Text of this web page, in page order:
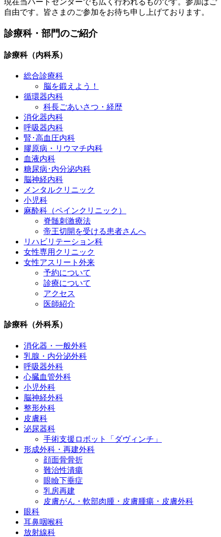
自由です。皆さまのご参加をお待ち申し上げております。
診療科・部門のご紹介
診療科（内科系）
総合診療科
脳を鍛えよう！
循環器内科
科長ごあいさつ・経歴
消化器内科
呼吸器内科
腎･高血圧内科
膠原病・リウマチ内科
血液内科
糖尿病･内分泌内科
脳神経内科
メンタルクリニック
小児科
麻酔科（ペインクリニック）
脊髄刺激療法
帝王切開を受ける患者さんへ
リハビリテーション科
女性専用クリニック
女性アスリート外来
予約について
診療について
アクセス
医師紹介
診療科（外科系）
消化器・一般外科
乳腺・内分泌外科
呼吸器外科
心臓血管外科
小児外科
脳神経外科
整形外科
皮膚科
泌尿器科
手術支援ロボット「ダヴィンチ」
形成外科・再建外科
顔面骨骨折
難治性潰瘍
眼瞼下垂症
乳房再建
皮膚がん・軟部肉腫・皮膚腫瘍・皮膚外科
眼科
耳鼻咽喉科
放射線科